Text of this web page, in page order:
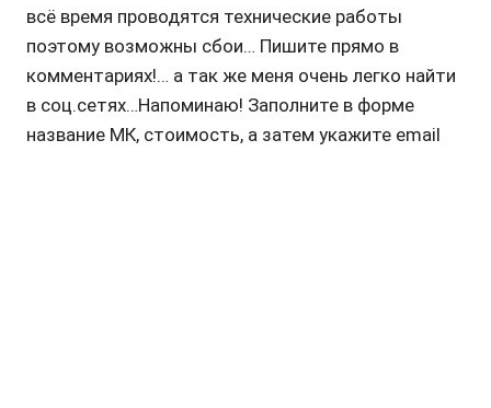
всё время проводятся технические работы
поэтому возможны сбои… Пишите прямо в
комментариях!… а так же меня очень легко найти
в соц.сетях…Напоминаю! Заполните в форме
название МК, стоимость, а затем укажите email